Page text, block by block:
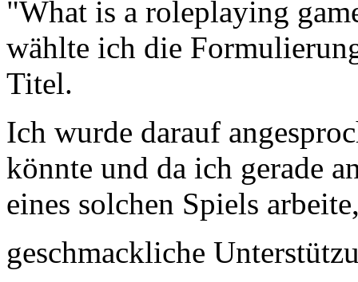
"What is a roleplaying
wählte ich die
Titel.
Ich wurde darauf
könnte und da ich gerade
eines solchen Spiels
geschmackliche